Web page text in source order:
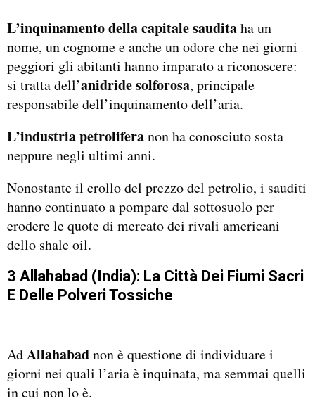
L’inquinamento della capitale sauditaha un
nome, un cognome e anche un odore che nei giorni
peggiori gli abitanti hanno imparato a riconoscere:
si tratta dell’anidride solforosa, principale
responsabile dell’inquinamento dell’aria.
L’industria petroliferanon ha conosciuto sosta
neppure negli ultimi anni.
Nonostante il crollo del prezzo del petrolio, i sauditi
hanno continuato a pompare dal sottosuolo per
erodere le quote di mercato dei rivali americani
dello shale oil.
3 Allahabad (India): La Città Dei Fiumi Sacri
E Delle Polveri Tossiche
AdAllahabadnon è questione di individuare i
giorni nei quali l’aria è inquinata, ma semmai quelli
in cui non lo è.